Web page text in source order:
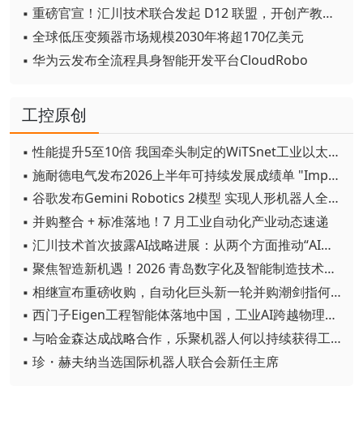
▪ 重磅官宣！汇川技术联合发起 D12 联盟，开创产教融合新范式
▪ 全球低压变频器市场规模2030年将超170亿美元
▪ 华为云发布全流程具身智能开发平台CloudRobo
工控原创
▪ 性能提升5至10倍 我国牵头制定的WiTSnet工业以太网国际标准正式发布
▪ 施耐德电气发布2026上半年可持续发展成绩单 "Impact 2030"路线图开局稳健
▪ 谷歌发布Gemini Robotics 2模型 实现人形机器人全身智能控制突破
▪ 并购整合 + 标准落地！7 月工业自动化产业动态速递
▪ 汇川技术首次披露AI战略进展：从两个方面推动“AI业务化”落地
▪ 聚焦智造新机遇！2026 青岛数字化及智能制造技术论坛圆满落幕
▪ 相继宣布重磅收购，自动化巨头新一轮并购潮剑指何方？
▪ 西门子Eigen工程智能体落地中国，工业AI跨越物理世界“确定性”拐点
▪ 与哈金森达成战略合作，乐聚机器人何以持续获得工业巨头青睐？
▪ 珍・赫夫纳当选国际机器人联合会新任主席